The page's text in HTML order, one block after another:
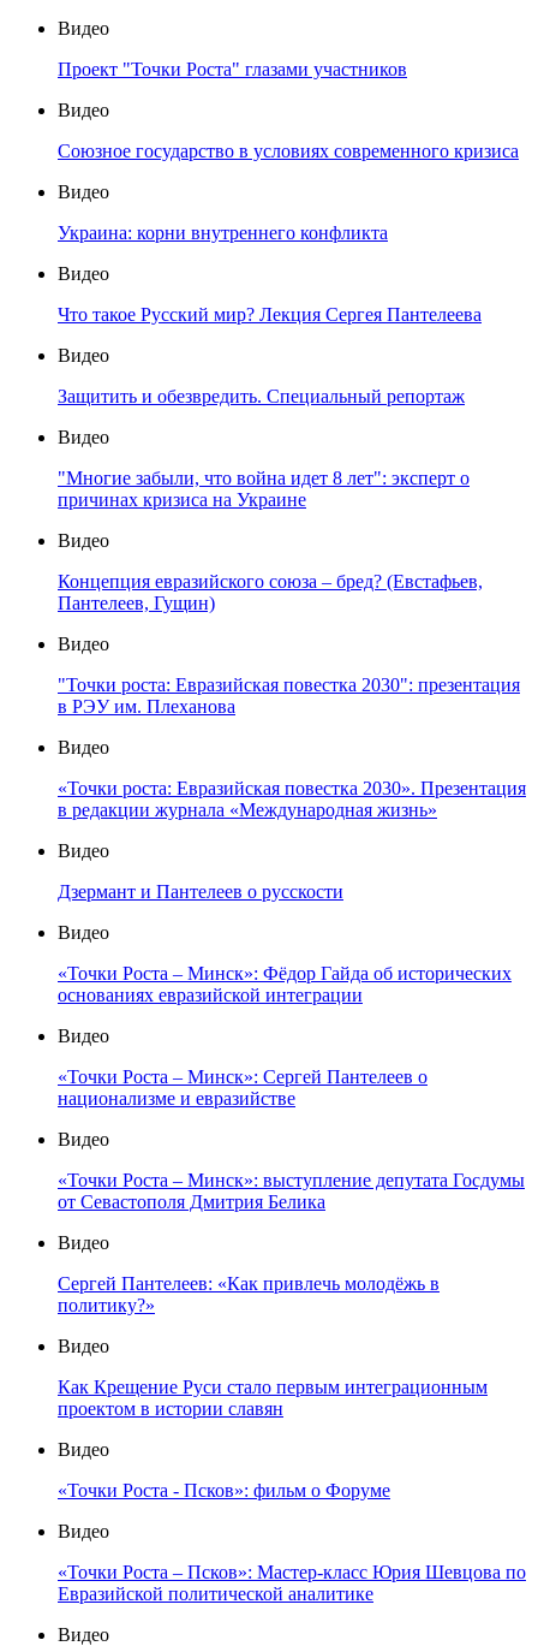
Видео
Проект "Точки Роста" глазами участников
Видео
Союзное государство в условиях современного кризиса
Видео
Украина: корни внутреннего конфликта
Видео
Что такое Русский мир? Лекция Сергея Пантелеева
Видео
Защитить и обезвредить. Специальный репортаж
Видео
"Многие забыли, что война идет 8 лет": эксперт о
причинах кризиса на Украине
Видео
Концепция евразийского союза – бред? (Евстафьев,
Пантелеев, Гущин)
Видео
"Точки роста: Евразийская повестка 2030": презентация
в РЭУ им. Плеханова
Видео
«Точки роста: Евразийская повестка 2030». Презентация
в редакции журнала «Международная жизнь»
Видео
Дзермант и Пантелеев о русскости
Видео
«Точки Роста – Минск»: Фёдор Гайда об исторических
основаниях евразийской интеграции
Видео
«Точки Роста – Минск»: Сергей Пантелеев о
национализме и евразийстве
Видео
«Точки Роста – Минск»: выступление депутата Госдумы
от Севастополя Дмитрия Белика
Видео
Сергей Пантелеев: «Как привлечь молодёжь в
политику?»
Видео
Как Крещение Руси стало первым интеграционным
проектом в истории славян
Видео
«Точки Роста - Псков»: фильм о Форуме
Видео
«Точки Роста – Псков»: Мастер-класс Юрия Шевцова по
Евразийской политической аналитике
Видео